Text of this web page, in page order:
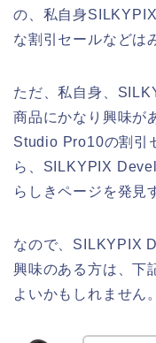
の、私自身
な割引セールなどは
ただ、私自身、
商品にかなり興味が
Studio Pro10の割引
ら、SILKYPIX
らしきページを発見
なので、SILKYPIX
興味のある方は、下
よいかもしれません。